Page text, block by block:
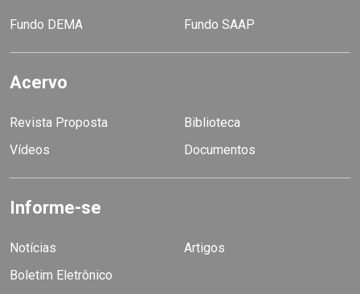
Fundo DEMA Fundo SAAP
Acervo
Revista Proposta
Biblioteca
Vídeos
Documentos
Informe-se
Notícias
Artigos
Boletim Eletrônico